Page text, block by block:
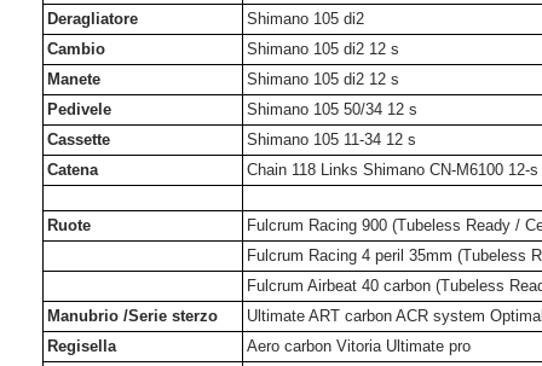
Deragliatore
Shimano 105 di2
Cambio
Shimano 105 di2 12 s
Manete
Shimano 105 di2 12 s
Pedivele
Shimano 105 50/34 12 s
Cassette
Shimano 105 11-34 12 s
Catena
Chain 118 Links Shimano CN-M6100 12-s
Ruote
Fulcrum Racing 900 (Tubeless Ready /
Fulcrum Racing 4 peril 35mm (Tubeless
Fulcrum Airbeat 40 carbon (Tubeless
Manubrio /Serie sterzo
Ultimate ART carbon ACR system
Regisella
Aero carbon Vitoria Ultimate pro